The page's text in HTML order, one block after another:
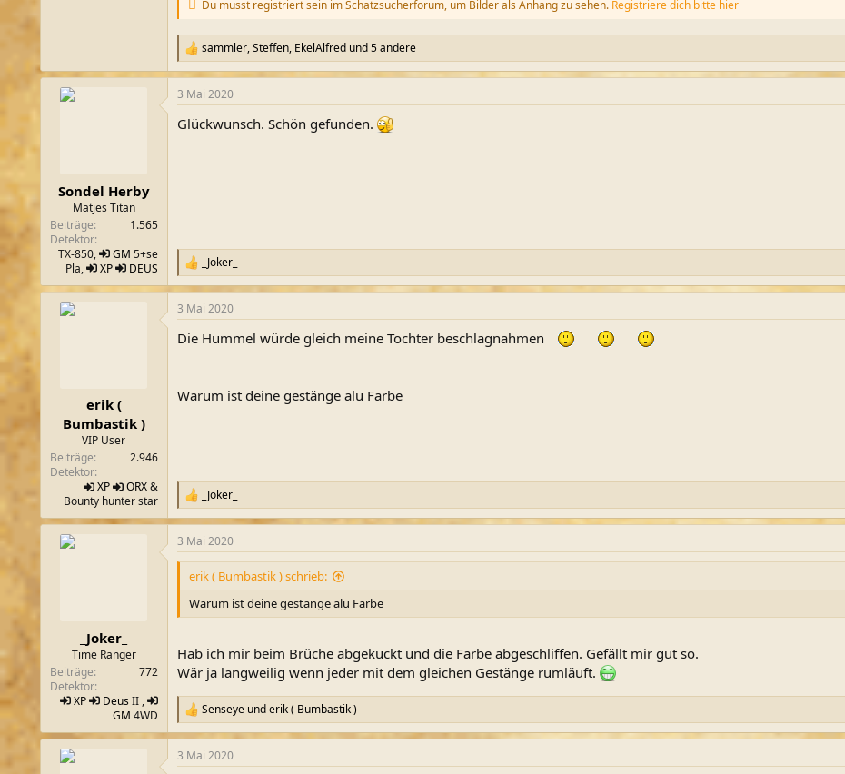
Du musst registriert sein im Schatzsucherforum, um Bilder als Anhang zu sehen. Registriere dich bitte hier
R
e
a
k
i
sammler,Steffen, EkelAlfredund 5 andere
Sondel Herby
Matjes Titan
Beiträge
1.565
Detektor
TX-850,
GM 5+se
Pla,
XP DEUS
3 Mai 2020
Glückwunsch. Schön gefunden.
R
e
a
k
i
n
_Joker_
erik (
Bumbastik )
VIP User
Beiträge
2.946
Detektor
XP
ORX&
Bounty hunter star
3 Mai 2020
Die Hummel würde gleich meine Tochter beschlagnahmen
Warum ist deine gestänge alu Farbe
R
e
a
k
t
n
e
:
_Joker_
_Joker_
Time Ranger
Beiträge
772
Detektor
XP
DeusII ,
GM 4WD
3 Mai 2020
erik ( Bumbastik ) schrieb:
Warum ist deine gestänge alu Farbe
Hab ich mir beim Brüche abgekuckt und die Farbe abgeschliffen. Gefällt mir gut so.
Wär ja langweilig wenn jeder mit dem gleichen Gestänge rumläuft.
R
e
a
k
Senseyeunderik ( Bumbastik )
3 Mai 2020